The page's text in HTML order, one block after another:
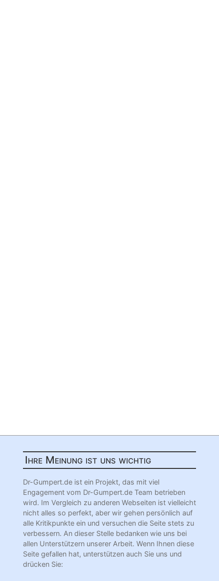
Ihre Meinung ist uns wichtig
Dr-Gumpert.de ist ein Projekt, das mit viel
Engagement vom Dr-Gumpert.de Team betrieben
wird. Im Vergleich zu anderen Webseiten ist vielleicht
nicht alles so perfekt, aber wir gehen persönlich auf
alle Kritikpunkte ein und versuchen die Seite stets zu
verbessern. An dieser Stelle bedanken wie uns bei
allen Unterstützern unserer Arbeit. Wenn Ihnen diese
Seite gefallen hat, unterstützen auch Sie uns und
drücken Sie: